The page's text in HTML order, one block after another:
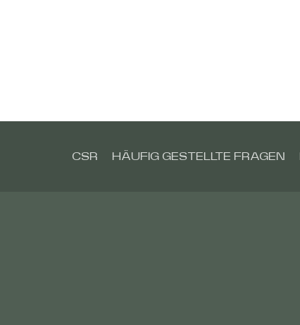
CSR HÄUFIG GESTELLTE FRAGEN